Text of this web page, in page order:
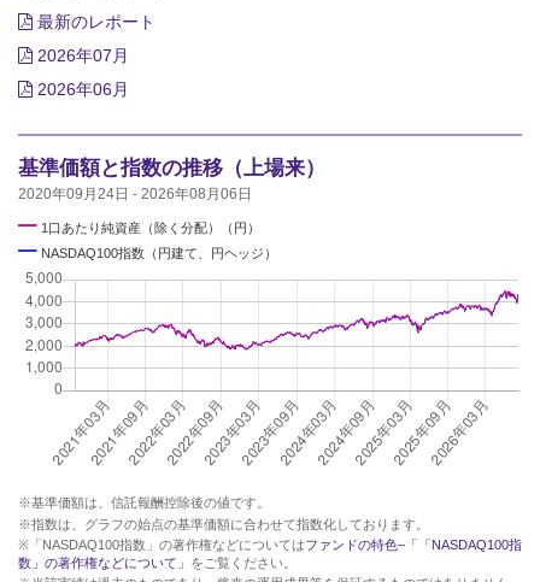
最新のレポート
2026年07月
2026年06月
基準価額と指数の推移（上場来）
2020年09月24日 - 2026年08月06日
━ 1口あたり純資産（除く分配）（円）
━ NASDAQ100指数（円建て、円ヘッジ）
※基準価額は、信託報酬控除後の値です。
※指数は、グラフの始点の基準価額に合わせて指数化しております。
※「NASDAQ100指数」の著作権などについてはファンドの特色–「「NASDAQ100指
数」の著作権などについて」 をご覧ください。